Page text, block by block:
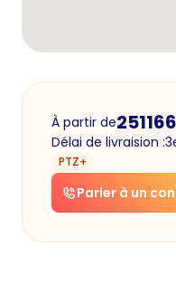
À partir de251166
Délai de livraision :
PTZ+
Parler à un